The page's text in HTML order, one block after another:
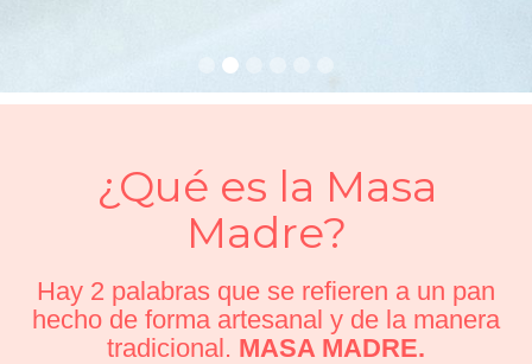
¿Qué es la Masa
Madre?
Hay 2 palabras que se refieren a un pan
hecho de forma artesanal y de la manera
tradicional. MASA MADRE.